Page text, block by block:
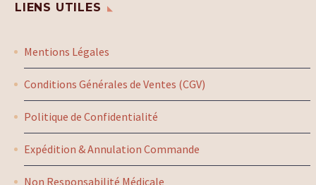
LIENS UTILES
Mentions Légales
Conditions Générales de Ventes (CGV)
Politique de Confidentialité
Expédition & Annulation Commande
Non Responsabilité Médicale